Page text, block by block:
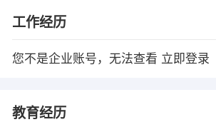
工作经历
您不是企业账号，无法查看 立即登录
教育经历